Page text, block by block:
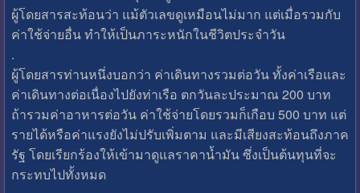
ผู้โดยสารสะท้อนว่า แม้ตัวเลขดูเหมือนไม่มาก แต่เมื่อรวมกับ
ค่าใช้จ่ายอื่น ทำให้เป็นภาระหนักในชีวิตประจำวัน
.
ผู้โดยสารท่านหนึ่งบอกว่า ค่าเดินทางรวมต่อวัน ทั้งค่าเรือและ
ค่าเดินทางต่อเนื่องไปยังท่าเรือ ตกวันละประมาณ 200 บาท
ถ้ารวมค่าอาหารต่อวัน ค่าใช้จ่ายโดยรวมก็เกือบ 500 บาท แต่
รายได้หรือค่าแรงยังไม่ปรับเพิ่มตาม และมีเสียงสะท้อนถึงภาค
รัฐ โดยเรียกร้องให้เข้ามาดูแลราคาน้ำมัน ซึ่งเป็นต้นทุนที่จะ
กระทบไปทั้งหมด